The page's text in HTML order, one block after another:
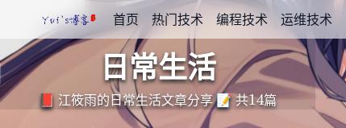
首页 热门技术 编程技术 运维技术
日常生活
📕 江筱雨的日常生活文章分享 📝 共
14
篇